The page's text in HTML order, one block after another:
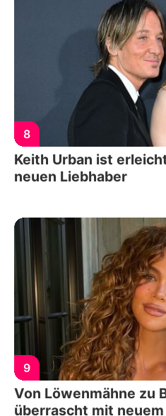
8
Keith Urban ist
neuen Liebhaber
9
Von Löwenmähne zu
überrascht mit